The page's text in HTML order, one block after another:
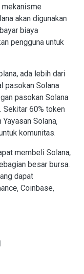
akan digunakan
biaya
pengguna untuk
ada lebih dari
pasokan Solana
pasokan Solana
Sekitar 60% token
Solana,
komunitas.
membeli Solana,
besar bursa.
dapat
Coinbase,